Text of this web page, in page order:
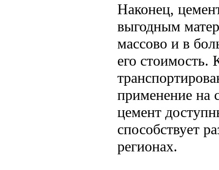
Наконец,
выгодным
массово и в
его стоимость.
применение на
цемент
способствует
регионах.